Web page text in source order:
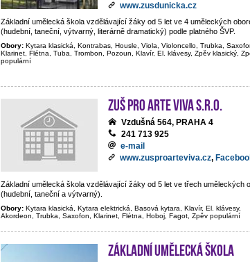
www.zusdunicka.cz
Základní umělecká škola vzdělávající žáky od 5 let ve 4 uměleckých
(hudební, taneční, výtvarný, literárně dramatický) podle platného ŠVP.
Obory: Kytara klasická, Kontrabas, Housle, Viola, Violoncello, Trubka,
Klarinet, Flétna, Tuba, Trombon, Pozoun, Klavír, El. klávesy, Zpěv klasický,
populární
ZUŠ PRO ARTE VIVA s.r.o.
Vzdušná 564, PRAHA 4
241 713 925
e-mail
www.zusproarteviva.cz,
Základní umělecká škola vzdělávající žáky od 5 let ve třech uměleckých
(hudební, taneční a výtvarný).
Obory: Kytara klasická, Kytara elektrická, Basová kytara, Klavír, El. klávesy,
Akordeon, Trubka, Saxofon, Klarinet, Flétna, Hoboj, Fagot, Zpěv populární
Základní umělecká škola